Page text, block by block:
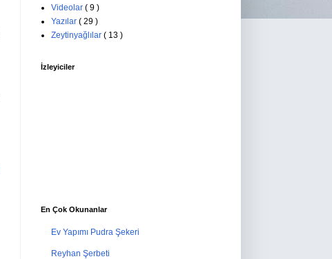
Videolar ( 9 )
Yazılar ( 29 )
Zeytinyağlılar ( 13 )
İzleyiciler
En Çok Okunanlar
Ev Yapımı Pudra Şekeri
Reyhan Şerbeti